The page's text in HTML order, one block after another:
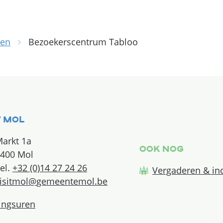
Bezoekerscentrum Tabloo
& openingsuren
Mol
1a
Mol
+32 (0)14 27 24 26
@gemeentemol.be
Ook nog
Vergaderen &